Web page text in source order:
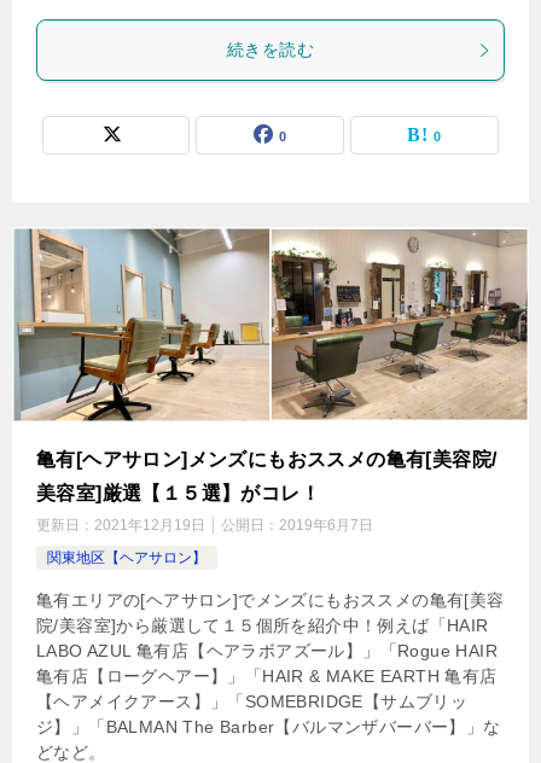
続きを読む
0 0
亀有[ヘアサロン]メンズにもおススメの亀有[美容院/
美容室]厳選【１５選】がコレ！
更新日： 2021年12月19日 公開日： 2019年6月7日
関東地区【ヘアサロン】
亀有エリアの[ヘアサロン]でメンズにもおススメの亀有[美容
院/美容室]から厳選して１５個所を紹介中！例えば「HAIR
LABO AZUL 亀有店【ヘアラボアズール】」「Rogue HAIR
亀有店【ローグヘアー】」「HAIR & MAKE EARTH 亀有店
【ヘアメイクアース】」「SOMEBRIDGE【サムブリッ
ジ】」「BALMAN The Barber【バルマンザバーバー】」な
どなど。